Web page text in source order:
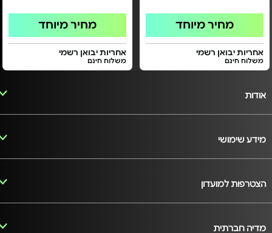
מחיר מיוחד
אחריות יבואן רשמי
משלוח חינם
מחיר מיוחד
אחריות יבואן רשמי
משלוח חינם
אודות
מידע שימושי
הצטרפות למועדון
מדיה חברתית